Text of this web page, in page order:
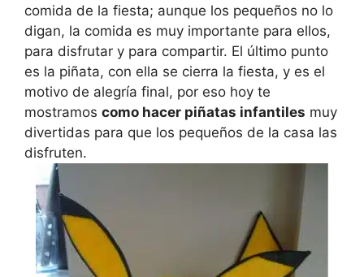
comida de la fiesta; aunque los pequeños no lo
digan, la comida es muy importante para ellos,
para disfrutar y para compartir. El último punto
es la piñata, con ella se cierra la fiesta, y es el
motivo de alegría final, por eso hoy te
mostramos como hacer piñatas infantiles muy
divertidas para que los pequeños de la casa las
disfruten.